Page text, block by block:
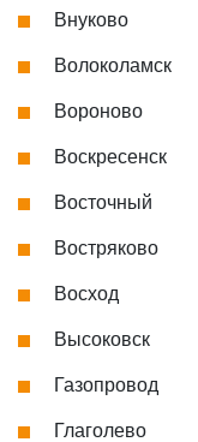
Внуково
Волоколамск
Вороново
Воскресенск
Восточный
Востряково
Восход
Высоковск
Газопровод
Глаголево